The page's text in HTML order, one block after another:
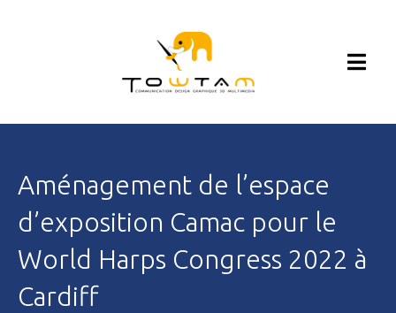
Aménagement de l’espace
d’exposition Camac pour le
World Harps Congress 2022 à
Cardiff